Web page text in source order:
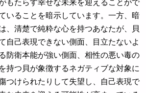
もたらす幸せな未来を迎えることがで
いることを暗示しています。一方、暗
、清楚で純粋な心を持つあなたが、貝
自己表現できない側面、目立たないよ
防衛本能が強い側面、相性の悪い毒の
持つ貝が象徴するネガティブな対象に
つけられたりして失望し、自己表現で